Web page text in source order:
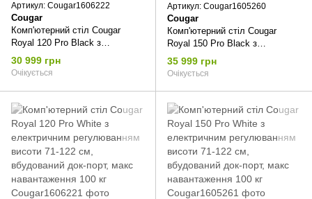
Артикул: Cougar1606222
Cougar
Комп'ютерний стіл Cougar
Royal 120 Pro Black з
електричним регулюванням
висоти 71-122 см, вбудований
док-порт, макс навантаження
100 кг
30 999 грн
Очікується
Артикул: Cougar1605260
Cougar
Комп'ютерний стіл Cougar
Royal 150 Pro Black з
електричним регулюванням
висоти 71-122 см, вбудований
док-порт, макс навантаження
100 кг
35 999 грн
Очікується